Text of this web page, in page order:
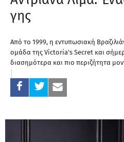
γης
Από το 1999, η εντυπωσιακή
ομάδα της Victoria’s Secret και
διασημότερα και πιο περιζήτητα